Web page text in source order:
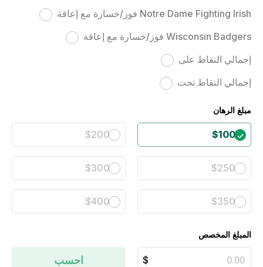
Notre Dame Fighting Irish فوز/خسارة مع إعاقة
Wisconsin Badgers فوز/خسارة مع إعاقة
إجمالي النقاط على
إجمالي النقاط تحت
مبلغ الرهان
$100
$200
$250
$300
$350
$400
المبلغ المخصص
احسب